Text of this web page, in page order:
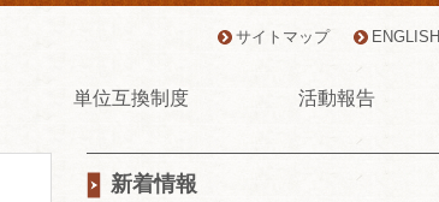
サイトマップ ENGLISH
単位互換制度 活動報告
新着情報